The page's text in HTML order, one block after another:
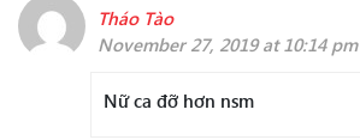
Tháo Tào
November 27, 2019 at 10:14 pm
Nữ ca đỡ hơn nsm